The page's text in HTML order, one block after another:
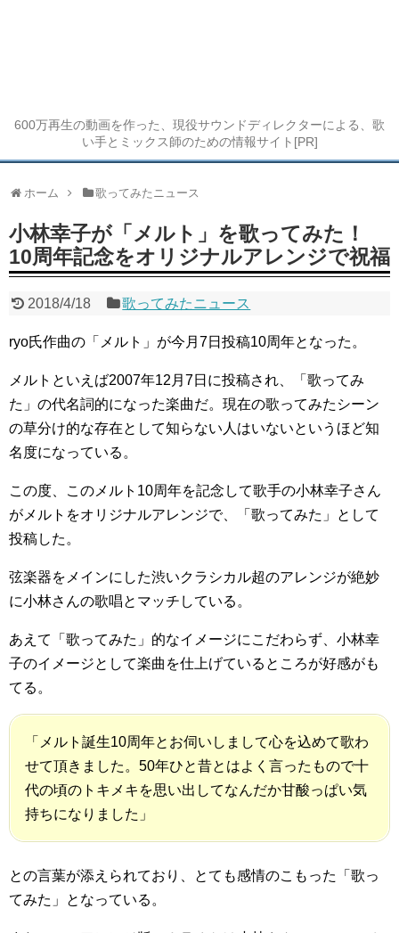
600万再生の動画を作った、現役サウンドディレクターによる、歌
い手とミックス師のための情報サイト[PR]
ホーム 歌ってみたニュース
小林幸子が「メルト」を歌ってみた！
10周年記念をオリジナルアレンジで祝福
2018/4/18 歌ってみたニュース
ryo氏作曲の「メルト」が今月7日投稿10周年となった。
メルトといえば2007年12月7日に投稿され、「歌ってみ
た」の代名詞的になった楽曲だ。現在の歌ってみたシーン
の草分け的な存在として知らない人はいないというほど知
名度になっている。
この度、このメルト10周年を記念して歌手の小林幸子さん
がメルトをオリジナルアレンジで、「歌ってみた」として
投稿した。
弦楽器をメインにした渋いクラシカル超のアレンジが絶妙
に小林さんの歌唱とマッチしている。
あえて「歌ってみた」的なイメージにこだわらず、小林幸
子のイメージとして楽曲を仕上げているところが好感がも
てる。
「メルト誕生10周年とお伺いしまして心を込めて歌わ
せて頂きました。50年ひと昔とはよく言ったもので十
代の頃のトキメキを思い出してなんだか甘酸っぱい気
持ちになりました」
との言葉が添えられており、とても感情のこもった「歌っ
てみた」となっている。